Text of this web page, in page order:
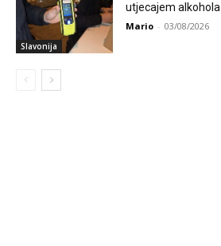
Slavonija
utjecajem alkohola
Mario - 03/08/2026